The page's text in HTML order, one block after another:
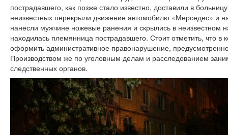
пострадавшего, как позже стало известно, доставили в
неизвестных перекрыли движение автомобилю «Мерседес» и
нанесли мужчине ножевые ранения и скрылись в неизвестном
находилась племянница пострадавшего. Стоит отметить, что в
оформить административное правонарушение,
Производством же по уголовным делам и расследованием
следственных органов.